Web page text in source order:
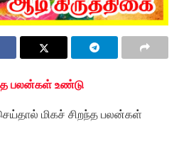
பலன்கள் உண்டு
மிகச் சிறந்த பலன்கள்